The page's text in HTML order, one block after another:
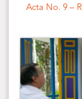
Acta No. 9 –